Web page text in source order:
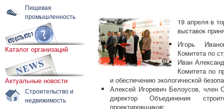
Пищевая
промышленность
Каталог организаций
Актуальные новости
Строительство и
недвижимость
19 апреля в
выставок
Игорь
Комитета по
Иван
Комитета по
и обеспечению экологической
Алексей Игоревич Белоусов, член
директор Объединения
проектировщиков;